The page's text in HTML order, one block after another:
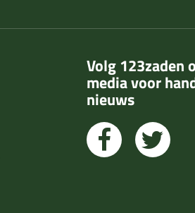
Volg 123zaden
media voor
nieuws